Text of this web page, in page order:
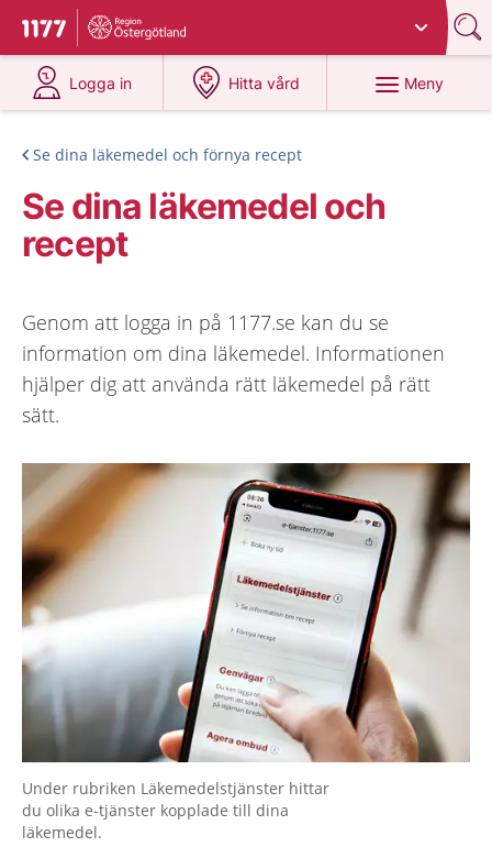
Till startsidan för 1177
Du har valt region
Logga in
på 1177.se
Hitta vård
på 1177.se
Meny
Se dina läkemedel och förnya recept
Se dina läkemedel och
recept
Genom att logga in på 1177.se kan du se
information om dina läkemedel. Informationen
hjälper dig att använda rätt läkemedel på rätt
sätt.
Under rubriken Läkemedelstjänster hittar
du olika e-tjänster kopplade till dina
läkemedel.